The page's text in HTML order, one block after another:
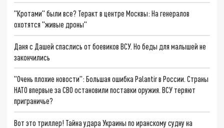
"Кротами" были все? Теракт в центре Москвы: На генералов
охотятся "живые дроны"
Даня с Дашей спаслись от боевиков ВСУ. Но беды для малышей не
закончились
"Очень плохие новости": Большая ошибка Palantir в России. Страны
НАТО впервые за СВО остановили поставки оружия. ВСУ теряют
приграничье?
Вот это триллер! Тайна удара Украины по иранскому судну на